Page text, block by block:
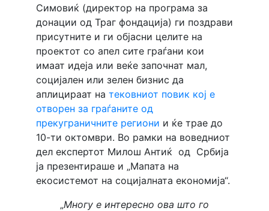
Симовиќ (директор на програма за
донации од Траг фондација) ги поздрави
присутните и ги објасни целите на
проектот со апел сите граѓани кои
имаат идеја или веќе започнат мал,
социјален или зелен бизнис да
аплицираат на тековниот повик кој е
отворен за граѓаните од
прекуграничните региони и ќе трае до
10-ти октомври. Во рамки на воведниот
дел експертот Милош Антиќ од Србија
ја презентираше и „Мапата на
екосистемот на социјалната економија“.
„Многу е интересно ова што го